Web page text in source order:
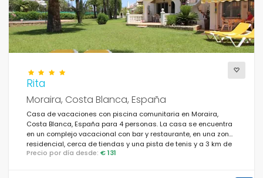
Rita
Moraira, Costa Blanca, España
Casa de vacaciones con piscina comunitaria en Moraira,
Costa Blanca, España para 4 personas. La casa se encuentra
en un complejo vacacional con bar y restaurante, en una zona
residencial, cerca de tiendas y una pista de tenis y a 3 km de
la playa de Ampolla.
Precio por día desde: € 131